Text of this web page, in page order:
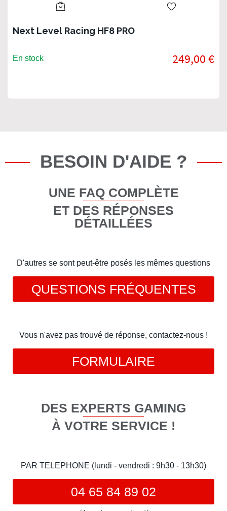
Next Level Racing HF8 PRO
En stock 249,00 €
BESOIN D'AIDE ?
UNE FAQ COMPLÈTE
ET DES RÉPONSES
DÉTAILLÉES
D'autres se sont peut-être posés les mêmes questions
QUESTIONS FRÉQUENTES
Vous n'avez pas trouvé de réponse, contactez-nous !
FORMULAIRE
DES EXPERTS GAMING
À VOTRE SERVICE !
PAR TELEPHONE (lundi - vendredi : 9h30 - 13h30)
04 65 84 89 02